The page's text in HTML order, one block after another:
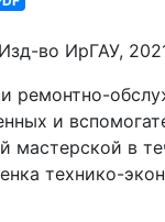
во ИрГАУ,
ремонтно-
и
в
технико-